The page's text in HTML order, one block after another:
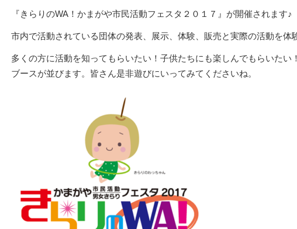
『きらりのWA！かまがや市民活動フェスタ２０１７』が開催されます♪
市内で活動されている団体の発表、展示、体験、販売と実際の活動を体
多くの方に活動を知ってもらいたい！子供たちにも楽しんでもらいたい
ブースが並びます。皆さん是非遊びにいってみてくださいね。